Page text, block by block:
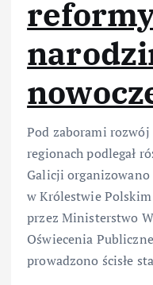
Pod zaborami
regionach podlegał
Galicji organizowano
w Królestwie
przez Ministerstwo
Oświecenia
prowadzono ścisłe